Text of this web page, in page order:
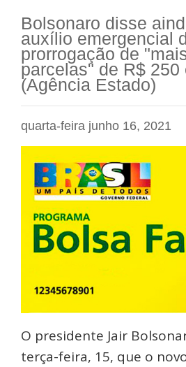
Bolsonaro disse
auxílio emergencial
prorrogação de
parcelas" de R$ 250
(Agência Estado)
quarta-feira junho 16, 2021
O presidente Jair
terça-feira, 15, que o